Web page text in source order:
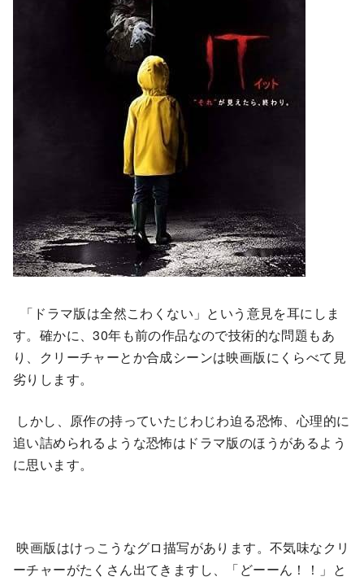
「ドラマ版は全然こわくない」という意見を耳にしま
す。確かに、30年も前の作品なので技術的な問題もあ
り、クリーチャーとか合成シーンは映画版にくらべて見
劣りします。
しかし、原作の持っていたじわじわ迫る恐怖、心理的に
追い詰められるような恐怖はドラマ版のほうがあるよう
に思います。
映画版はけっこうなグロ描写があります。不気味なクリ
ーチャーがたくさん出てきますし、「どーーん！！」と